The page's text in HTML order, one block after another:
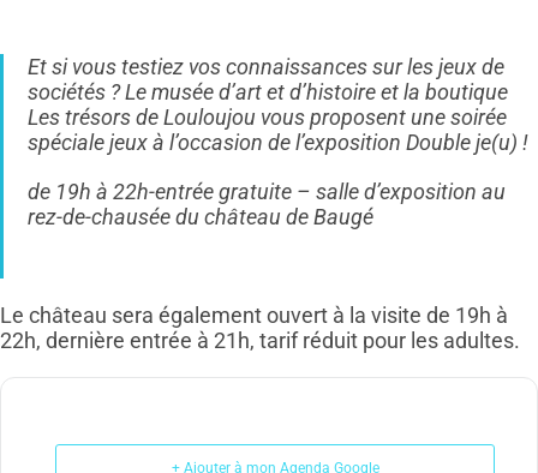
Et si vous testiez vos connaissances sur les jeux de
sociétés ? Le musée d’art et d’histoire et la boutique
Les trésors de Louloujou vous proposent une soirée
spéciale jeux à l’occasion de l’exposition Double je(u) !
de 19h à 22h-entrée gratuite – salle d’exposition au
rez-de-chausée du château de Baugé
Le château sera également ouvert à la visite de 19h à
22h, dernière entrée à 21h, tarif réduit pour les adultes.
+ Ajouter à mon Agenda Google